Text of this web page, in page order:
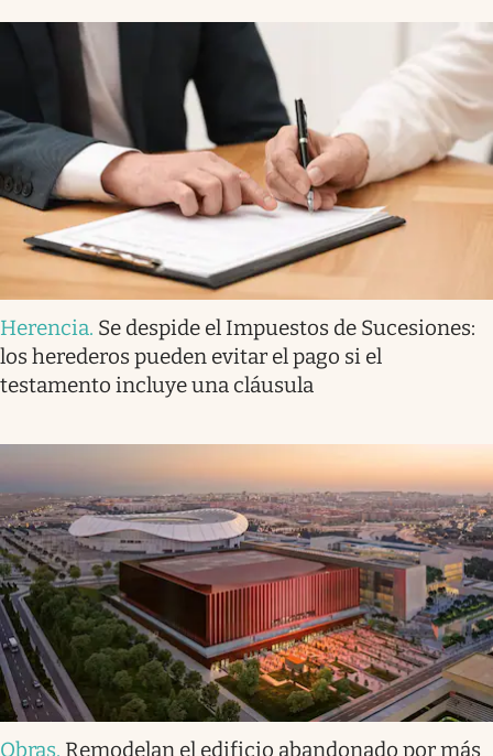
Herencia. Se despide el Impuestos de Sucesiones:
los herederos pueden evitar el pago si el
testamento incluye una cláusula
Obras. Remodelan el edificio abandonado por más